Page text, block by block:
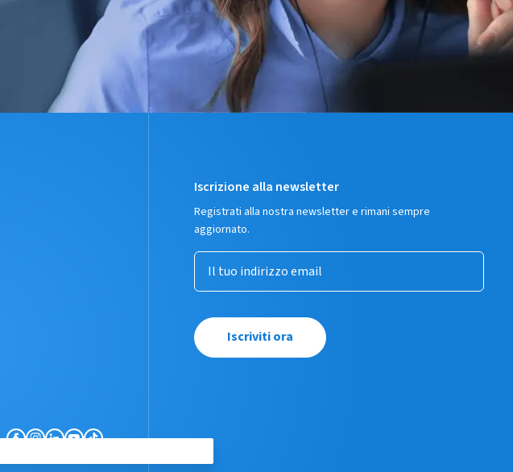
Iscrizione alla newsletter
Registrati alla nostra newsletter e rimani sempre
aggiornato.
Iscriviti ora